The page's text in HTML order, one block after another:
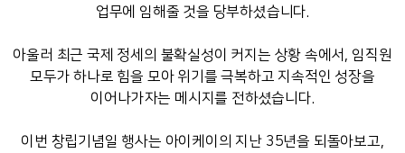
업무에 임해줄 것을 당부하셨습니다.
아울러 최근 국제 정세의 불확실성이 커지는 상황 속에서, 임직원
모두가 하나로 힘을 모아 위기를 극복하고 지속적인 성장을
이어나가자는 메시지를 전하셨습니다.
이번 창립기념일 행사는 아이케이의 지난 35년을 되돌아보고,